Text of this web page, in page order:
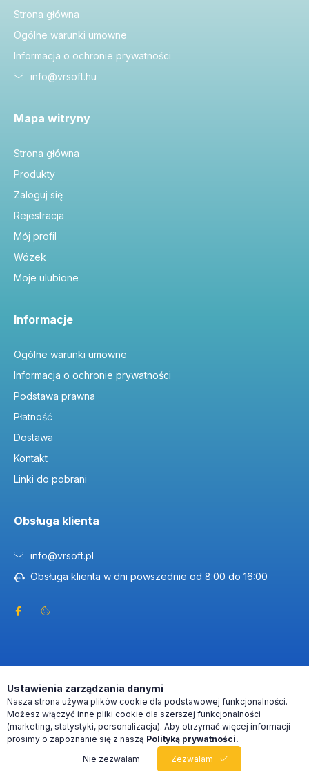
Strona główna
Ogólne warunki umowne
Informacja o ochronie prywatności
info@vrsoft.hu
Mapa witryny
Strona główna
Produkty
Zaloguj się
Rejestracja
Mój profil
Wózek
Moje ulubione
Informacje
Ogólne warunki umowne
Informacja o ochronie prywatności
Podstawa prawna
Płatność
Dostawa
Kontakt
Linki do pobrani
Obsługa klienta
info@vrsoft.pl
Obsługa klienta w dni powszednie od 8:00 do 16:00
0
Ustawienia zarządzania danymi
Nasza strona używa plików cookie dla podstawowej funkcjonalności.
Możesz włączyć inne pliki cookie dla szerszej funkcjonalności
(marketing, statystyki, personalizacja). Aby otrzymać więcej informacji
prosimy o zapoznanie się z naszą Polityką prywatności.
Nie zezwalam
Zezwalam